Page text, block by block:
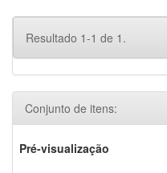
Resultado 1-1 de 1.
Conjunto de itens:
Pré-visualização